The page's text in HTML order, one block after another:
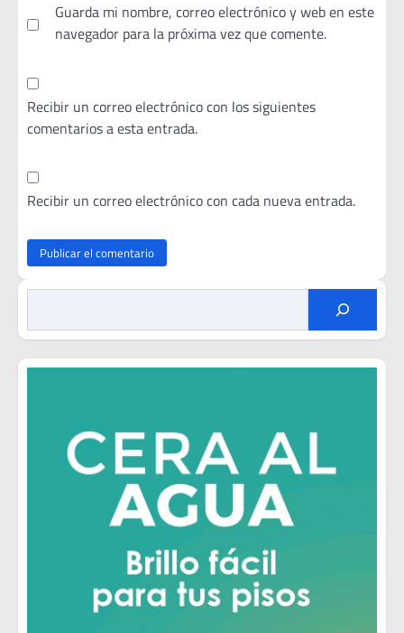
Guarda mi nombre, correo electrónico y web en este
navegador para la próxima vez que comente.
Recibir un correo electrónico con los siguientes
comentarios a esta entrada.
Recibir un correo electrónico con cada nueva entrada.